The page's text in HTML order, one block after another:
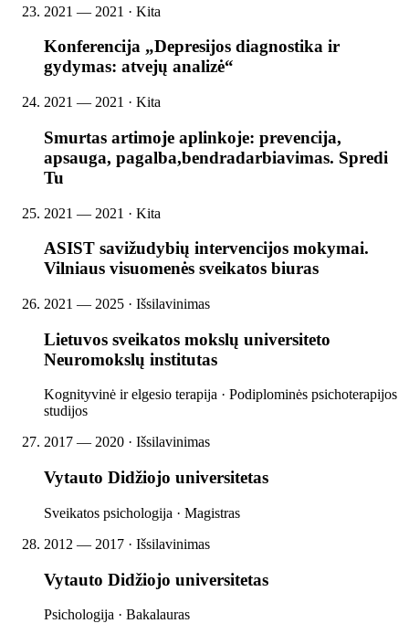
2021 — 2021 · Kita
Konferencija „Depresijos diagnostika ir
gydymas: atvejų analizė“
2021 — 2021 · Kita
Smurtas artimoje aplinkoje: prevencija,
apsauga, pagalba,bendradarbiavimas. Spredi
Tu
2021 — 2021 · Kita
ASIST savižudybių intervencijos mokymai.
Vilniaus visuomenės sveikatos biuras
2021 — 2025 · Išsilavinimas
Lietuvos sveikatos mokslų universiteto
Neuromokslų institutas
Kognityvinė ir elgesio terapija · Podiplominės psichoterapijos
studijos
2017 — 2020 · Išsilavinimas
Vytauto Didžiojo universitetas
Sveikatos psichologija · Magistras
2012 — 2017 · Išsilavinimas
Vytauto Didžiojo universitetas
Psichologija · Bakalauras